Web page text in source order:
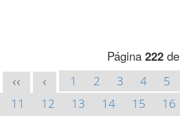
Página 222de
<< < 1 2 3 4 5
11
12 13 14 15 16